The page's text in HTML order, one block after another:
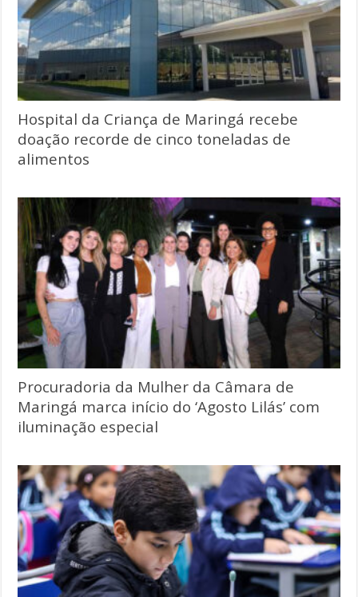
Hospital da Criança de Maringá recebe
doação recorde de cinco toneladas de
alimentos
Procuradoria da Mulher da Câmara de
Maringá marca início do ‘Agosto Lilás’ com
iluminação especial